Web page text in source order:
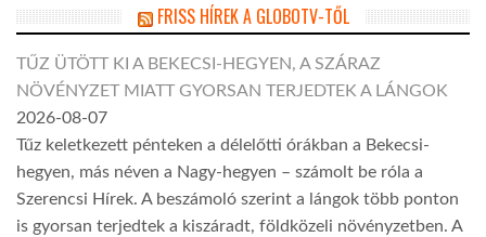
FRISS HÍREK A GLOBOTV-TŐL
TŰZ ÜTÖTT KI A BEKECSI-HEGYEN, A SZÁRAZ
NÖVÉNYZET MIATT GYORSAN TERJEDTEK A LÁNGOK
2026-08-07
Tűz keletkezett pénteken a délelőtti órákban a Bekecsi-
hegyen, más néven a Nagy-hegyen – számolt be róla a
Szerencsi Hírek. A beszámoló szerint a lángok több ponton
is gyorsan terjedtek a kiszáradt, földközeli növényzetben. A